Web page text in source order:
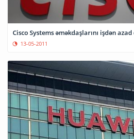
Cisco Systems əməkdaşlarını işdən azad
13-05-2011